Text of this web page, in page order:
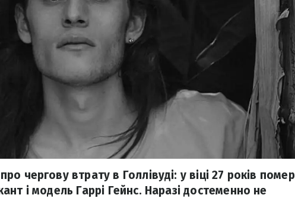
чергову втрату в Голлівуді: у віці 27 років помер
і модель Гаррі Гейнс. Наразі достеменно не